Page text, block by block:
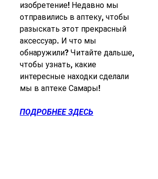
изобретение! Недавно мы
отправились в аптеку, чтобы
разыскать этот прекрасный
аксессуар. И что мы
обнаружили? Читайте дальше,
чтобы узнать, какие
интересные находки сделали
мы в аптеке Самары!
ПОДРОБНЕЕ ЗДЕСЬ